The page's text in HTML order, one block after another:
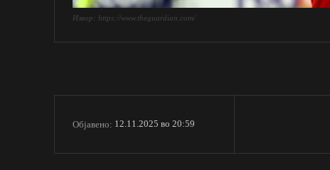
Извор: https://www.theguardian.com/
Објавено: 12.11.2025 во 20:59